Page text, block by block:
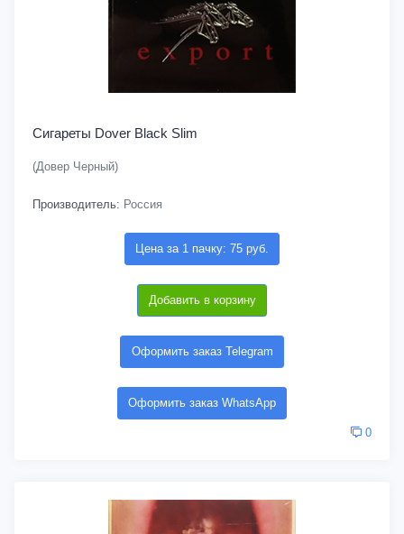
Сигареты Dover Black Slim
(Довер Черный)
Производитель: Россия
Цена за 1 пачку: 75 руб.
Добавить в корзину
Оформить заказ Telegram
Оформить заказ WhatsApp
0